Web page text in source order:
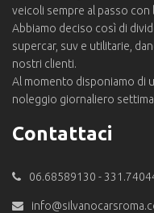
veicoli sempre al passo
Abbiamo deciso così di
supercar, suv e utilitarie,
nostri clienti.
Al momento disponiamo di
noleggio giornaliero
Contattaci
06.68589130 -